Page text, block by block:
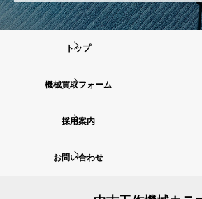
トップ
機械買取フォーム
採用案内
お問い合わせ